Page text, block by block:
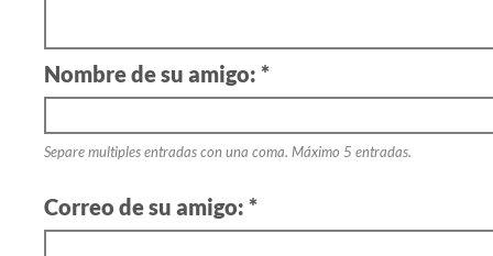
Nombre de su amigo: *
Separe multiples entradas con una coma. Máximo 5 entradas.
Correo de su amigo: *